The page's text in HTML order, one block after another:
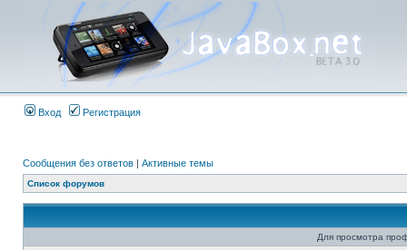
Вход Регистрация
Сообщения без ответов | Активные темы
Список форумов
Для просмотра